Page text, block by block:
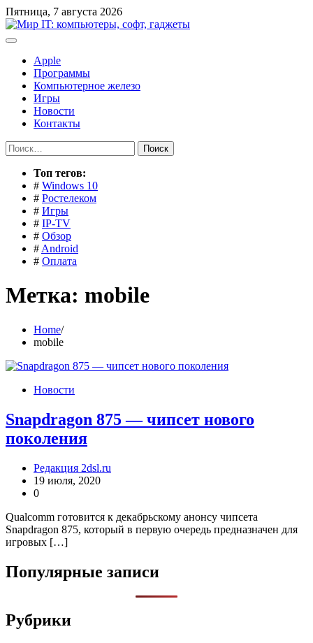
Перейти
к
содержимому
Пятница, 7 августа 2026
Apple
Программы
Компьютерное железо
Игры
Новости
Контакты
Найти:
Toп тегов:
# Windows 10
# Ростелеком
# Игры
# IP-TV
# Обзор
# Android
# Оплата
Метка: mobile
Home
mobile
Новости
Snapdragon 875 — чипсет нового
поколения
Редакция 2dsl.ru
19 июля, 2020
0
Qualcomm готовится к декабрьскому анонсу чипсета
Snapdragon 875, который в первую очередь предназначен для
игровых […]
Популярные записи
Рубрики